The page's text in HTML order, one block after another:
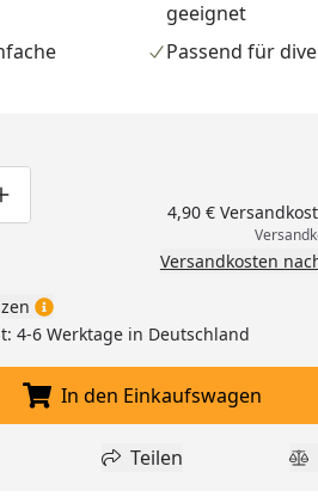
geeignet
Passend für
eins verringern
manuell eingeben
Produktmenge um eins erhöhen
4,90 €
Versandkosten
4-6 Werktage in Deutschland
In den
In den Einkaufswagen
Wunschliste hinzufügen
Teilen
Teilen